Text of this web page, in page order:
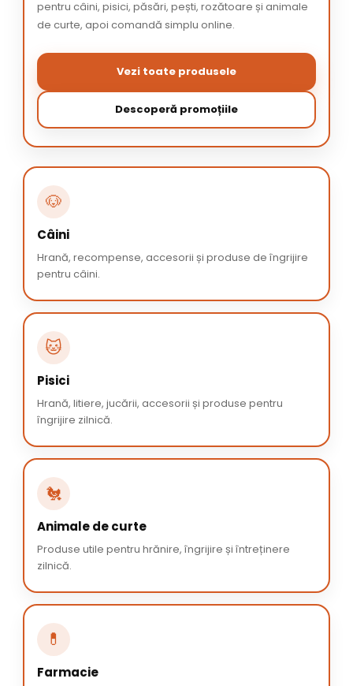
pentru câini, pisici, păsări, pești, rozătoare și animale
de curte, apoi comandă simplu online.
Vezi toate produsele
Descoperă promoțiile
🐶
Câini
Hrană, recompense, accesorii și produse de îngrijire
pentru câini.
🐱
Pisici
Hrană, litiere, jucării, accesorii și produse pentru
îngrijire zilnică.
🐔
Animale de curte
Produse utile pentru hrănire, îngrijire și întreținere
zilnică.
💊
Farmacie